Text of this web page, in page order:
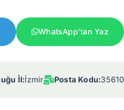
WhatsApp'tan Yaz
İl:İzmir Posta Kodu:35610